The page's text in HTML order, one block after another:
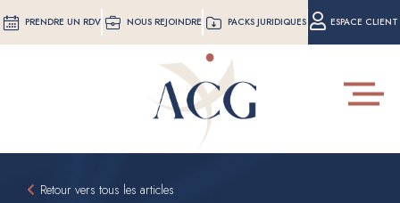
Aller
au
PRENDRE UN RDV NOUS REJOINDRE PACKS JURIDIQUES ESPACE CLIENT
Toggle
Retour vers tous les articles